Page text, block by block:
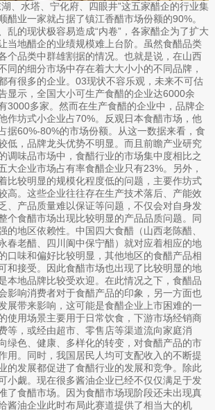
、水塔、宁化府、四眼井”这五家醋企的行业集
醋业一家就占据了镇江香醋市场份额的90%。
乱的现状极容易造成“内卷”，各家醋企为了扩大
当地醋企的业绩规模难上台阶。虽然食醋品类
个品类中群雄割据的情况。也就是说，在山西
同的细分市场中存在着大大小小的不同品牌，
有很多的企业。03现状不容乐观，未来不可估
显示，全国大小可生产食醋的企业达6000余
3000多家。然而在生产食醋的企业中，品牌企
作坊式小企业占70%。反观日本食醋市场，他
据60%-80%的市场份额。从这一数据来看，食
低，品牌龙头优势不明显。而且前瞻产业研究
调味品市场中，食醋行业的市场集中度相比之
大企业市场占有率食醋企业只有23%。另外，
比较明显的规模化程度低的问题，主要作坊式
高。这些企业往往存在生产技术落后、产能效
、产品质量难以保证等问题，不仅会对自身发
个食醋市场出现比较明显的产品品质问题。同
的地区依赖性。中国四大食醋（山西老陈醋、
春老醋、四川阆中保宁醋）就对应着相应的地
口味和偏好比较明显，其他地区的食醋产品相
和接受。因此食醋市场也出现了比较明显的地
本地品牌比较受欢迎。在此情况之下，食醋品
影响消费者对于食醋产品的印象，另一方面也
展带来影响，这可能是食醋企业上市困难的一
使用场景主要用于日常饮食，下游市场经销商
等，或经由超市、零售店等渠道流向家庭消
绿色、健康、多样化的转变，对食醋产品的市
用。同时，我国居民人均可支配收入的不断提
的发展都促进了食醋行业的发展和竞争。除此
小觑。现在很多酱油企业已经不仅仅满足于发
了食醋市场。因为食醋市场现阶段还未出现真
酱油企业此时布局此赛道提供了相当大的机